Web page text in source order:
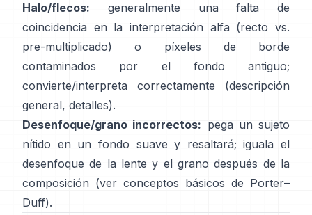
Halo/flecos: generalmente una falta de
coincidencia en la interpretación alfa (recto vs.
pre-multiplicado) o píxeles de borde
contaminados por el fondo antiguo;
convierte/interpreta correctamente
(descripción
general, detalles).
Desenfoque/grano incorrectos: pega un sujeto
nítido en un fondo suave y resaltará; iguala el
desenfoque de la lente y el grano después de la
composición (ver conceptos básicos de Porter–
Duff).